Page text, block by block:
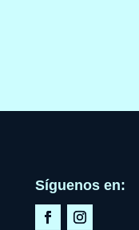
Síguenos en: